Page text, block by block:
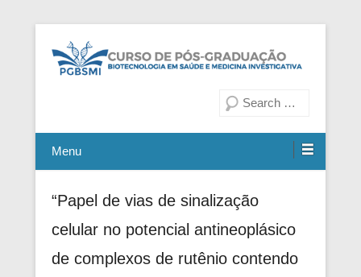
Curso de Pós-Graduação em
Medicina Investigativa
Menu
“Papel de vias de sinalização
celular no potencial antineoplásico
de complexos de rutênio contendo